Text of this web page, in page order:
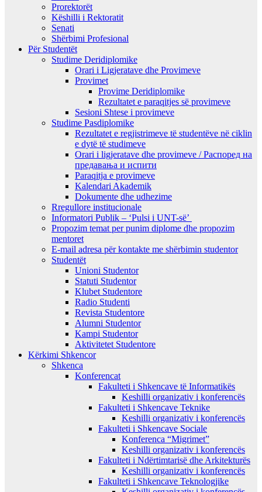
Prorektorët
Këshilli i Rektoratit
Senati
Shërbimi Profesional
Për Studentët
Studime Deridiplomike
Orari i Ligjeratave dhe Provimeve
Provimet
Provime Deridiplomike
Rezultatet e paraqitjes së provimeve
Sesioni Shtese i provimeve
Studime Pasdiplomike
Rezultatet e regjistrimeve të studentëve në ciklin
e dytë të studimeve
Orari i ligjeratave dhe provimeve / Распоред на
предавањa и испити
Paraqitja e provimeve
Kalendari Akademik
Dokumente dhe udhezime
Rregullore institucionale
Informatori Publik – ‘Pulsi i UNT-së’
Propozim temat per punim diplome dhe propozim
mentoret
E-mail adresa për kontakte me shërbimin studentor
Studentët
Unioni Studentor
Statuti Studentor
Klubet Studentore
Radio Studenti
Revista Studentore
Alumni Studentor
Kampi Studentor
Aktivitetet Studentore
Kërkimi Shkencor
Shkenca
Konferencat
Fakulteti i Shkencave të Informatikës
Keshilli organizativ i konferencës
Fakulteti i Shkencave Teknike
Keshilli organizativ i konferencës
Fakulteti i Shkencave Sociale
Konferenca “Migrimet”
Keshilli organizativ i konferencës
Fakulteti i Ndërtimtarisë dhe Arkitekturës
Keshilli organizativ i konferencës
Fakulteti i Shkencave Teknologjike